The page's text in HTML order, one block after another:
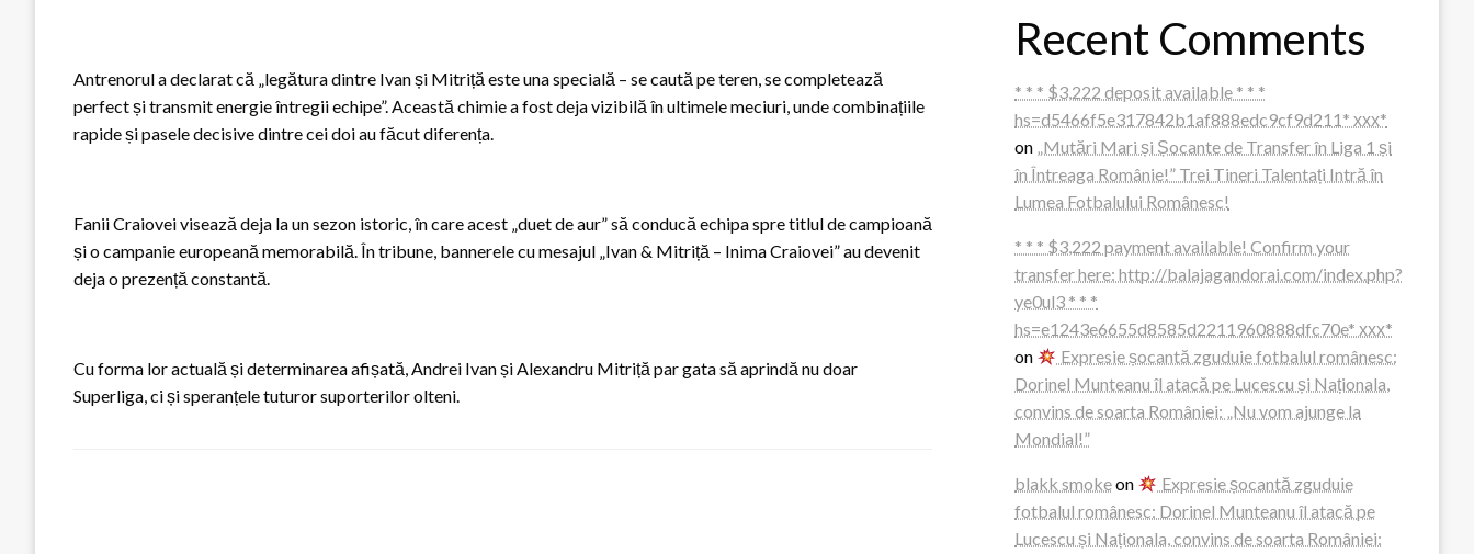
Antrenorul a declarat că „legătura dintre Ivan și Mitriță este una specială – se caută pe teren, se completează
perfect și transmit energie întregii echipe”. Această chimie a fost deja vizibilă în ultimele meciuri, unde combinațiile
rapide și pasele decisive dintre cei doi au făcut diferența.
Fanii Craiovei visează deja la un sezon istoric, în care acest „duet de aur” să conducă echipa spre titlul de campioană
și o campanie europeană memorabilă. În tribune, bannerele cu mesajul „Ivan & Mitriță – Inima Craiovei” au devenit
deja o prezență constantă.
Cu forma lor actuală și determinarea afișată, Andrei Ivan și Alexandru Mitriță par gata să aprindă nu doar
Superliga, ci și speranțele tuturor suporterilor olteni.
Recent Comments
* * * $3,222 deposit available * * *
hs=d5466f5e317842b1af888edc9cf9d211* ххх*
on „Mutări Mari și Șocante de Transfer în Liga 1 și
în Întreaga Românie!” Trei Tineri Talentați Intră în
Lumea Fotbalului Românesc!
* * * $3,222 payment available! Confirm your
transfer here: http://balajagandorai.com/index.php?
ye0ul3 * * *
hs=e1243e6655d8585d2211960888dfc70e* ххх*
on
Expresie șocantă zguduie fotbalul românesc:
Dorinel Munteanu îl atacă pe Lucescu și Naționala,
convins de soarta României: „Nu vom ajunge la
Mondial!”
blakk smokeon
Expresie șocantă zguduie
fotbalul românesc: Dorinel Munteanu îl atacă pe
Lucescu și Naționala, convins de soarta României: